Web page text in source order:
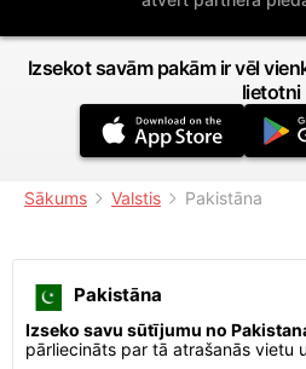
Izsekot savām pakām ir vēl
lietotni
Sākums Valstis Pakistāna
Pakistāna
Izseko savu sūtījumu no
pārliecināts par tā atrašanās vietu